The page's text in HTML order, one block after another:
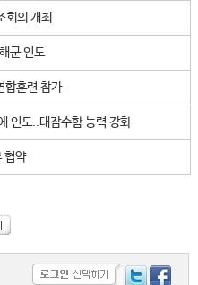
회의 개최
군 인도
합훈련 참가
인도..대잠수함 능력 강화
협약